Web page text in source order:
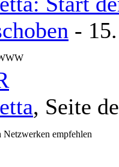
-
, Seite